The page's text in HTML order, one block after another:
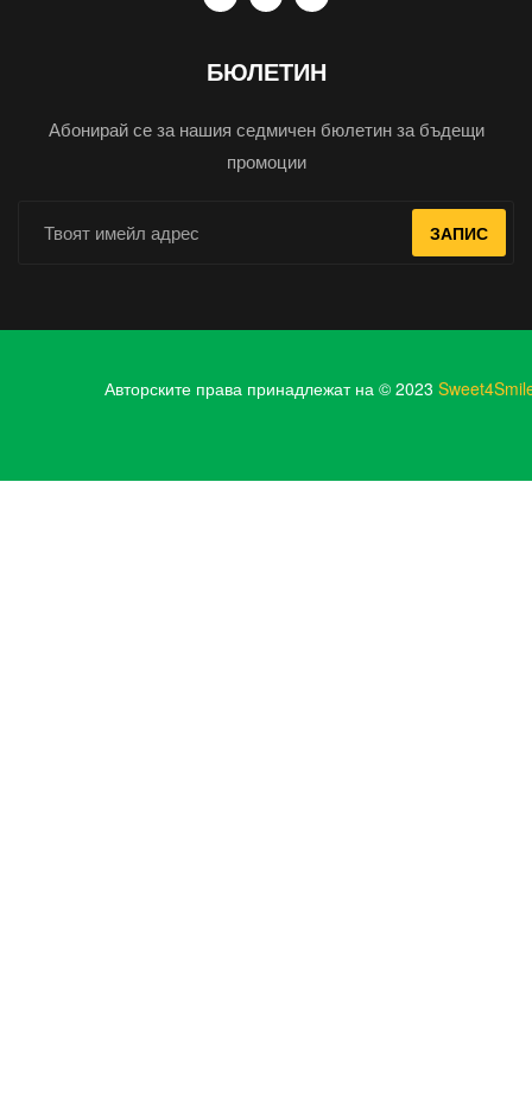
БЮЛЕТИН
Абонирай се за нашия седмичен бюлетин за бъдещи
промоции
ЗАПИС
Авторските права принадлежат на © 2023